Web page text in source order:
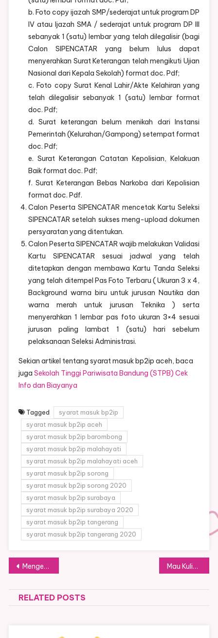
b. Foto copy ijazah SMP/sederajat untuk program DP
IV atau Ijazah SMA / sederajat untuk program DP III
sebanyak 1 (satu) lembar yang telah dilegalisir (bagi
Calon SIPENCATAR yang belum lulus dapat
menyerahkan Surat Keterangan telah mengikuti Ujian
Nasional dari Kepala Sekolah) format doc. Pdf;
c. Foto copy Surat Kenal Lahir/Akte Kelahiran yang
telah dilegalisir sebanyak 1 (satu) lembar format
doc. Pdf;
d. Surat keterangan belum menikah dari Instansi
Pemerintah (Kelurahan/Gampong) setempat format
doc. Pdf;
e. Surat Keterangan Catatan Kepolisian, Kelakuan
Baik format doc. Pdf;
f. Surat Keterangan Bebas Narkoba dari Kepolisian
format doc. Pdf.
Calon Peserta SIPENCATAR mencetak Kartu Seleksi
SIPENCATAR setelah sukses meng-upload dokumen
persyaratan yang ditentukan.
Calon Peserta SIPENCATAR wajib melakukan Validasi
Kartu SIPENCATAR sesuai jadwal yang telah
ditetapkan dengan membawa Kartu Tanda Seleksi
yang telah ditempel Pas Foto Terbaru ( Ukuran 3 x 4,
Background warna biru untuk jurusan Nautika dan
warna merah untuk jurusan Teknika ) serta
menyerahkan 1 lembar pas foto ukuran 3×4 sesuai
jurusan paling lambat 1 (satu) hari sebelum
pelaksanaan Seleksi Administrasi.
Sekian artikel tentang syarat masuk bp2ip aceh, baca
juga Sekolah Tinggi Pariwisata Bandung (STPB) Cek
Info dan Biayanya
Tagged
syarat masuk bp2ip
syarat masuk bp2ip aceh
syarat masuk bp2ip barombong
syarat masuk bp2ip malahayati
syarat masuk bp2ip malahayati aceh
syarat masuk bp2ip sorong
syarat masuk bp2ip sorong 2020
syarat masuk bp2ip surabaya
syarat masuk bp2ip surabaya 2020
syarat masuk bp2ip tangerang
syarat masuk bp2ip tangerang 2020
Post
navigation
Mengenal Lebih Dekat Politeknik Penerbangan Makassar Mau Kuliah Gratis dan Punya Karier Jelas? Ini Dia Jadwal dan Jalur Masuk Sekolah Kedinasan Pertanian 2026
RELATED POSTS